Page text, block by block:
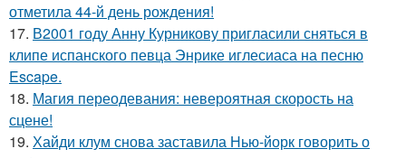
отметила 44-й день рождения!
17. В2001 году Анну Курникову пригласили сняться в
клипе испанского певца Энрике иглесиаса на песню
Escape.
18. Магия переодевания: невероятная скорость на
сцене!
19. Хайди клум снова заставила Нью-йорк говорить о